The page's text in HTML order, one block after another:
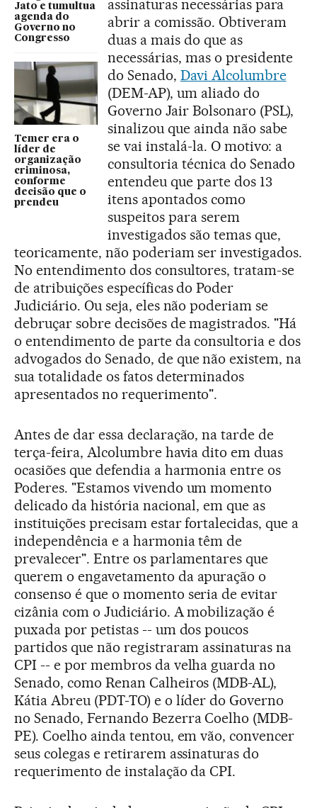
Jato e tumultua
agenda do
Governo no
Congresso
Temer era o
líder de
organização
criminosa,
conforme
decisão que o
prendeu
assinaturas necessárias para
abrir a comissão. Obtiveram
duas a mais do que as
necessárias, mas o presidente
do Senado, Davi Alcolumbre
(DEM-AP), um aliado do
Governo Jair Bolsonaro (PSL),
sinalizou que ainda não sabe
se vai instalá-la. O motivo: a
consultoria técnica do Senado
entendeu que parte dos 13
itens apontados como
suspeitos para serem
investigados são temas que,
teoricamente, não poderiam ser investigados.
No entendimento dos consultores, tratam-se
de atribuições específicas do Poder
Judiciário. Ou seja, eles não poderiam se
debruçar sobre decisões de magistrados. "Há
o entendimento de parte da consultoria e dos
advogados do Senado, de que não existem, na
sua totalidade os fatos determinados
apresentados no requerimento".
Antes de dar essa declaração, na tarde de
terça-feira, Alcolumbre havia dito em duas
ocasiões que defendia a harmonia entre os
Poderes. "Estamos vivendo um momento
delicado da história nacional, em que as
instituições precisam estar fortalecidas, que a
independência e a harmonia têm de
prevalecer". Entre os parlamentares que
querem o engavetamento da apuração o
consenso é que o momento seria de evitar
cizânia com o Judiciário. A mobilização é
puxada por petistas -- um dos poucos
partidos que não registraram assinaturas na
CPI -- e por membros da velha guarda no
Senado, como Renan Calheiros (MDB-AL),
Kátia Abreu (PDT-TO) e o líder do Governo
no Senado, Fernando Bezerra Coelho (MDB-
PE). Coelho ainda tentou, em vão, convencer
seus colegas e retirarem assinaturas do
requerimento de instalação da CPI.